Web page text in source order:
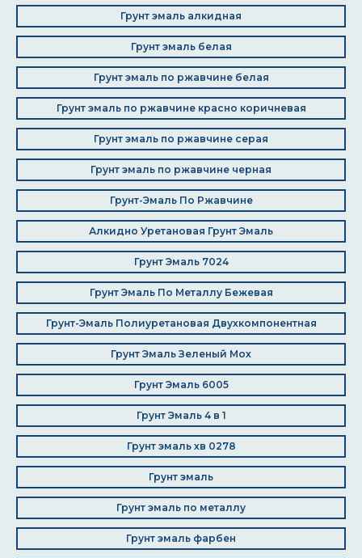
Грунт эмаль алкидная
Грунт эмаль белая
Грунт эмаль по ржавчине белая
Грунт эмаль по ржавчине красно коричневая
Грунт эмаль по ржавчине серая
Грунт эмаль по ржавчине черная
Грунт-Эмаль По Ржавчине
Алкидно Уретановая Грунт Эмаль
Грунт Эмаль 7024
Грунт Эмаль По Металлу Бежевая
Грунт-Эмаль Полиуретановая Двухкомпонентная
Грунт Эмаль Зеленый Мох
Грунт Эмаль 6005
Грунт Эмаль 4 в 1
Грунт эмаль хв 0278
Грунт эмаль
Грунт эмаль по металлу
Грунт эмаль фарбен